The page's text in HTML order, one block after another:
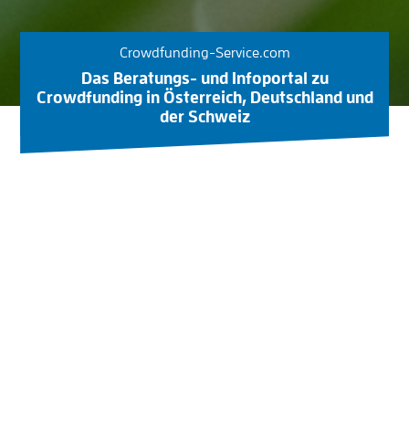
Crowdfunding-Service.com
Das Beratungs- und Infoportal zu
Crowdfunding in Österreich, Deutschland und
der Schweiz